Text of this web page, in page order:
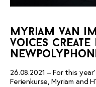
myriam van
voices
26.08.2021 – For this
Ferienkurse, Myriam and